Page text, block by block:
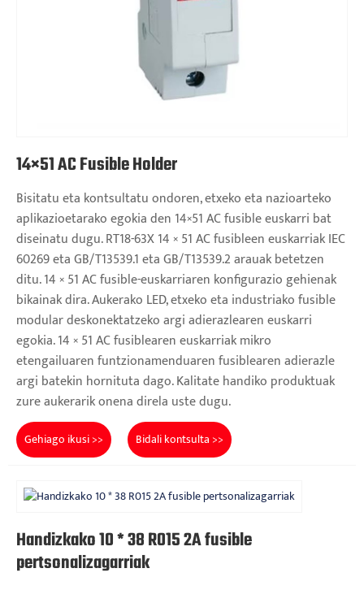
14×51 AC Fusible Holder
Bisitatu eta kontsultatu ondoren, etxeko eta nazioarteko
aplikazioetarako egokia den 14×51 AC fusible euskarri bat
diseinatu dugu. RT18-63X 14 × 51 AC fusibleen euskarriak IEC
60269 eta GB/T13539.1 eta GB/T13539.2 arauak betetzen
ditu. 14 × 51 AC fusible-euskarriaren konfigurazio gehienak
bikainak dira. Aukerako LED, etxeko eta industriako fusible
modular deskonektatzeko argi adierazlearen euskarri
egokia. 14 × 51 AC fusiblearen euskarriak mikro
etengailuaren funtzionamenduaren fusiblearen adierazle
argi batekin hornituta dago. Kalitate handiko produktuak
zure aukerarik onena direla uste dugu.
Gehiago ikusi >> Bidali kontsulta >>
Handizkako 10 * 38 R015 2A fusible
pertsonalizagarriak